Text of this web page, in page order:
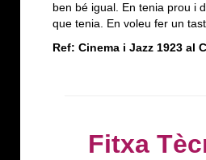
ben bé igual. En tenia prou i
que tenia. En voleu fer un
Ref: Cinema i Jazz 1923 al
Fitxa